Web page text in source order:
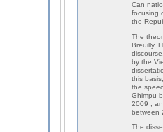
Can
focusing
the
The
Breuilly,
by the
this
the
Ghimpu
2009 ;
between
The